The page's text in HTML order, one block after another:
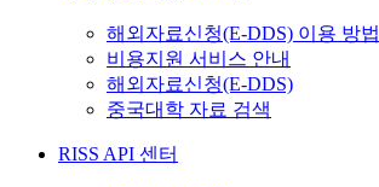
해외자료신청(E-DDS) 이용 방법
비용지원 서비스 안내
해외자료신청(E-DDS)
중국대학 자료 검색
RISS API 센터